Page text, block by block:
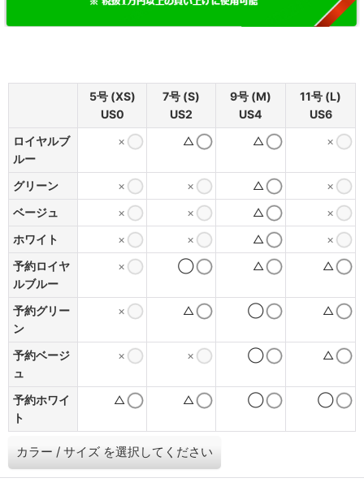
5号 (XS)
US0
7号 (S)
US2
9号 (M)
US4
11号 (L)
US6
ロイヤルブ
ルー
× △ △ ×
グリーン × × △
×
ベージュ
× × △
×
ホワイト
× × △
×
予約ロイヤ
ルブルー
× ◯ △ △
予約グリー
ン
× △ ◯ △
予約ベージ
ュ
× × ◯ △
予約ホワイ
ト
△ △ ◯ ◯
カラー / サイズ を選択してください